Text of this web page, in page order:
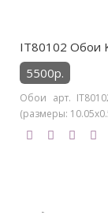
IT80102 Обои
5500р.
Обои арт.
(размеры: